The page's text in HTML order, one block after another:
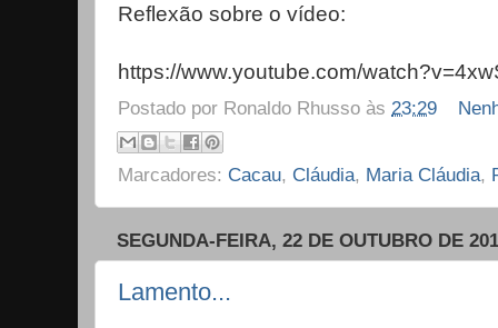
Reflexão sobre o vídeo:
https://www.youtube.com/
Postado por Ronaldo Rhusso às 23:29
Marcadores: Cacau, Cláudia, Maria Cláudia,
SEGUNDA-FEIRA, 22 DE OUTUBRO DE
Lamento...